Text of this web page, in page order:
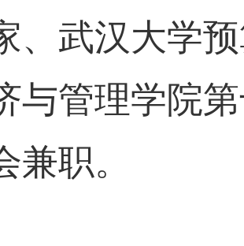
、武汉大学
与管理学院
兼职。